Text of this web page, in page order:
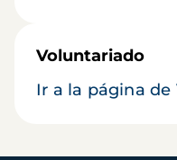
Voluntariado
Ir a la página